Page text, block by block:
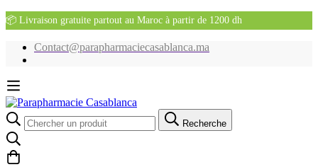
📦 Livraison gratuite partout au Maroc à partir de 1200 dh
Contact@parapharmaciecasablanca.ma
Recherche
pour:
Recherche